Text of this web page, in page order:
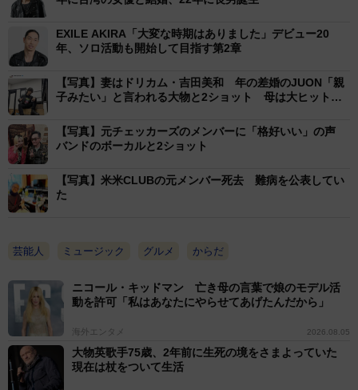
料理じゃないですけど、白い米と具なしの味噌汁だけで
すね。朝と昼と、本当に必要なエネルギーと塩分だ
け」。いいコンディションでステージに上がり、最高の
パフォーマンスをするために続けている。
台で共演した、台湾のモデルで女優の林志玲（リン・チ
ーリン）と2019年に結婚、22年に長男が誕生。「妻の
方が多分、日本について詳しいんですよ。ずっと住んで
いると、以外と身近なことや当たり前のことを知らなか
文化や歴史みたいものが、誇らしく感じるというか。日
本ほどクオリティーの高い食事だったり、技術だったり
とかはないと思います」。海外でも活動もするからこ
そ、日本の良さを再確認できる。
EXILE AKIRA「大変な時期はありました」デビュー20
年、ソロ活動も開始して目指す第2章
【写真】妻はドリカム・吉田美和 年の差婚のJUON「親
子みたい」と言われる大物と2ショット 母は大ヒット歌
【写真】元チェッカーズのメンバーに「格好いい」の声
バンドのボーカルと2ショット
【写真】米米CLUBの元メンバー死去 難病を公表してい
た
芸能人 ミュージック グルメ からだ
ニコール・キッドマン 亡き母の言葉で娘のモデル活
動を許可「私はあなたにやらせてあげたんだから」
海外エンタメ 2026.08.05
大物英歌手75歳、2年前に生死の境をさまよっていた
現在は杖をついて生活